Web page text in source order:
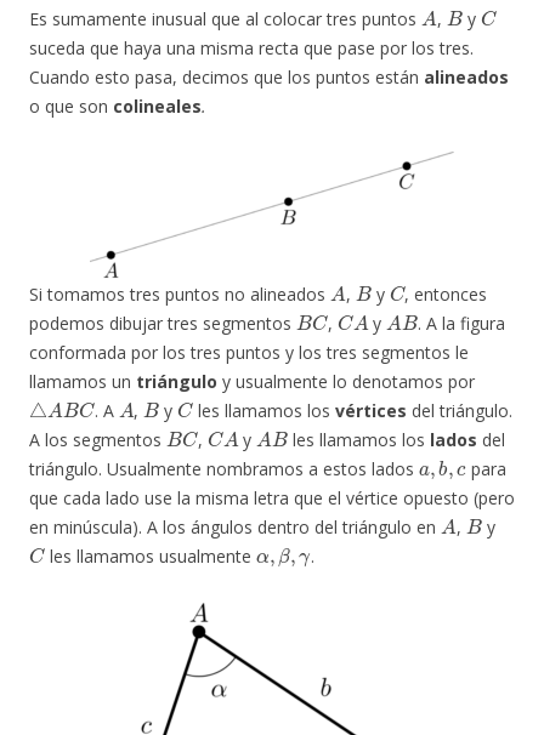
Es sumamente inusual que al colocar tres puntos , y
suceda que haya una misma recta que pase por los tres.
Cuando esto pasa, decimos que los puntos están alineados
o que son colineales.
Si tomamos tres puntos no alineados
A
,
B
y
C
, entonces
podemos dibujar tres segmentos
BC
,
CA
y
AB
. A la figura
conformada por los tres puntos y los tres segmentos le
llamamos un triángulo y usualmente lo denotamos por
△ABC
. A
A
,
B
y
C
les llamamos losvértices del triángulo.
A los segmentos
BC
,
CA
y
AB
les llamamos los lados del
triángulo. Usualmente nombramos a estos lados
a ,b,c
para
que cada lado use la misma letra que el vértice opuesto (pero
en minúscula). A los ángulos dentro del triángulo en
A
,
B
y
C
les llamamos usualmente
α,β,γ
.